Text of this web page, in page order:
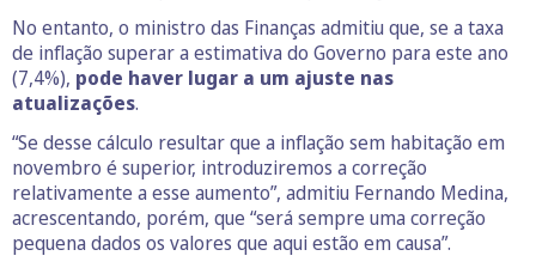
No entanto, o ministro das Finanças admitiu que, se a taxa
de inflação superar a estimativa do Governo para este ano
(7,4%), pode haver lugar a um ajuste nas
atualizações.
“Se desse cálculo resultar que a inflação sem habitação em
novembro é superior, introduziremos a correção
relativamente a esse aumento”, admitiu Fernando Medina,
acrescentando, porém, que “será sempre uma correção
pequena dados os valores que aqui estão em causa”.